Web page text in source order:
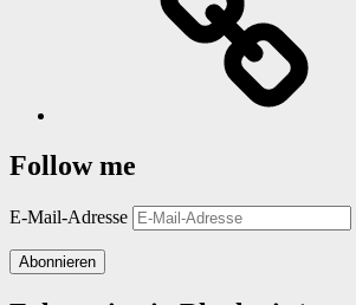
Follow me
E-Mail-Adresse
Abonnieren